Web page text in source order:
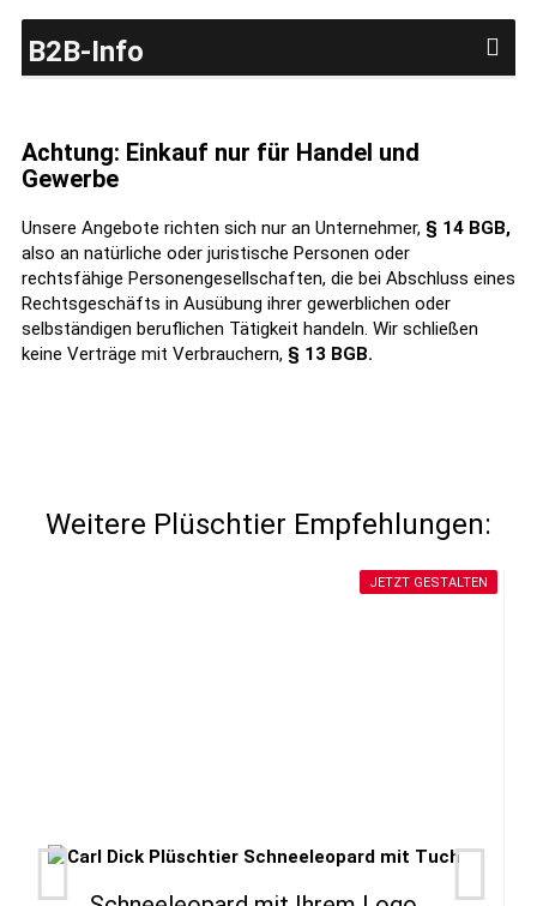
B2B-Info
Achtung: Einkauf nur für Handel und
Gewerbe
Unsere Angebote richten sich nur an Unternehmer, § 14 BGB,
also an natürliche oder juristische Personen oder
rechtsfähige Personengesellschaften, die bei Abschluss eines
Rechtsgeschäfts in Ausübung ihrer gewerblichen oder
selbständigen beruflichen Tätigkeit handeln. Wir schließen
keine Verträge mit Verbrauchern, § 13 BGB.
Weitere Plüschtier Empfehlungen:
JETZT GESTALTEN